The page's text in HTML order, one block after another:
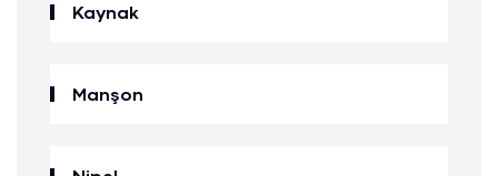
Kaynak
Manşon